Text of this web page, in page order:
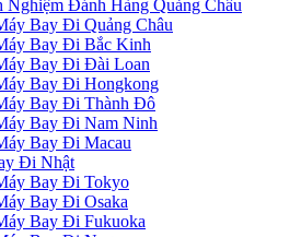
Nghiệm Đánh Hàng Quảng Châu
Bay Đi Quảng Châu
Bay Đi Bắc Kinh
Bay Đi Đài Loan
Bay Đi Hongkong
Bay Đi Thành Đô
Bay Đi Nam Ninh
Bay Đi Macau
Đi Nhật
Bay Đi Tokyo
Bay Đi Osaka
Bay Đi Fukuoka